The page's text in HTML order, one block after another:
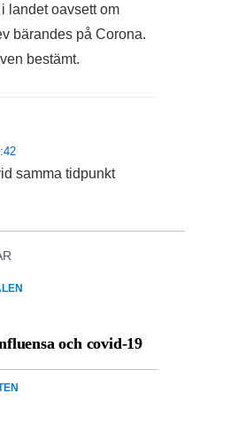
landet oavsett om
bärandes på Corona.
bestämt.
samma tidpunkt
och covid-19